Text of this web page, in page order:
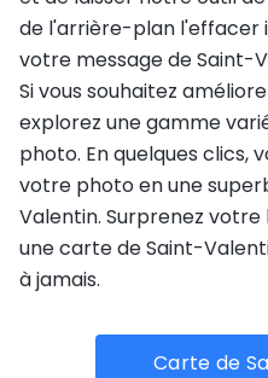
de l'arrière-plan l'effacer
votre message de Saint-
Si vous souhaitez
explorez une gamme
photo. En quelques clics,
votre photo en une
Valentin. Surprenez
une carte de Saint-
à jamais.
Carte de